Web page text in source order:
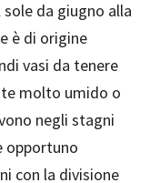
da giugno alla
è di origine
vasi da tenere
molto umido o
negli stagni
opportuno
con la divisione